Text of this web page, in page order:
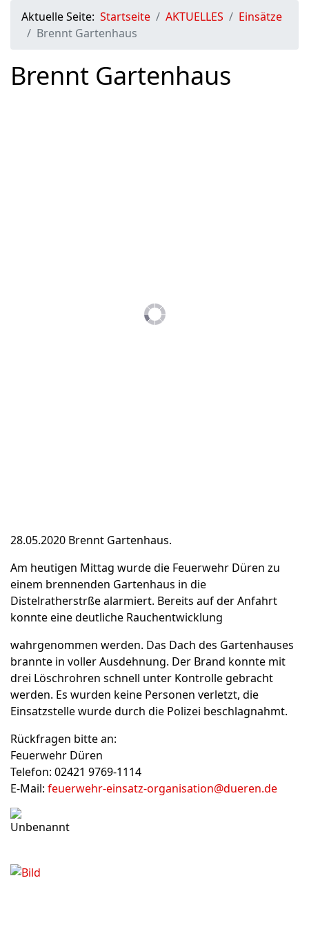
Aktuelle Seite: Startseite AKTUELLES
Einsätze
Brennt Gartenhaus
Brennt Gartenhaus
28.05.2020 Brennt Gartenhaus.
Am heutigen Mittag wurde die Feuerwehr Düren zu
einem brennenden Gartenhaus in die
Distelratherstrße alarmiert. Bereits auf der Anfahrt
konnte eine deutliche Rauchentwicklung
wahrgenommen werden. Das Dach des Gartenhauses
brannte in voller Ausdehnung. Der Brand konnte mit
drei Löschrohren schnell unter Kontrolle gebracht
werden. Es wurden keine Personen verletzt, die
Einsatzstelle wurde durch die Polizei beschlagnahmt.
Rückfragen bitte an:
Feuerwehr Düren
Telefon: 02421 9769-1114
E-Mail: feuerwehr-einsatz-organisation@dueren.de